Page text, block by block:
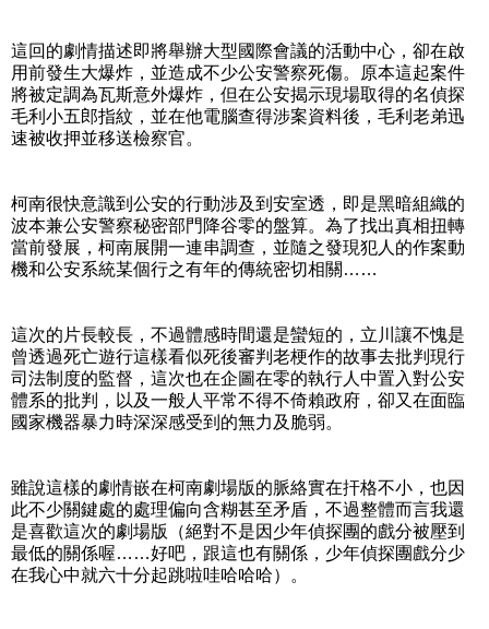
這回的劇情描述即將舉辦大型國際會議的活動中心，卻在啟
用前發生大爆炸，並造成不少公安警察死傷。原本這起案件
將被定調為瓦斯意外爆炸，但在公安揭示現場取得的名偵探
毛利小五郎指紋，並在他電腦查得涉案資料後，毛利老弟迅
速被收押並移送檢察官。
柯南很快意識到公安的行動涉及到安室透，即是黑暗組織的
波本兼公安警察秘密部門降谷零的盤算。為了找出真相扭轉
當前發展，柯南展開一連串調查，並隨之發現犯人的作案動
機和公安系統某個行之有年的傳統密切相關……
這次的片長較長，不過體感時間還是蠻短的，立川讓不愧是
曾透過死亡遊行這樣看似死後審判老梗作的故事去批判現行
司法制度的監督，這次也在企圖在零的執行人中置入對公安
體系的批判，以及一般人平常不得不倚賴政府，卻又在面臨
國家機器暴力時深深感受到的無力及脆弱。
雖說這樣的劇情嵌在柯南劇場版的脈絡實在扞格不小，也因
此不少關鍵處的處理偏向含糊甚至矛盾，不過整體而言我還
是喜歡這次的劇場版（絕對不是因少年偵探團的戲分被壓到
最低的關係喔……好吧，跟這也有關係，少年偵探團戲分少
在我心中就六十分起跳啦哇哈哈哈）。